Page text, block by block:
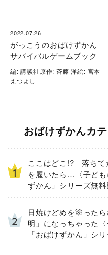
2022.07.26
がっこうのおばけずかん
サバイバルゲームブック
編: 講談社原作: 斉藤 洋絵: 宮本
えつよし
おばけずかんカ
ここはどこ!? 落ちて
を履いたら…〈子ど
ずかん」シリーズ無料
日焼けどめを塗った
明」になっちゃった
「おばけずかん」シ
み〉